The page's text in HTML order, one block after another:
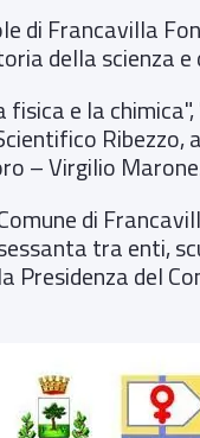
di Francavilla
della scienza
e la
Ribezzo,
– Virgilio
di
tra enti,
del